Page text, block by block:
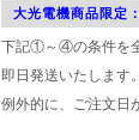
大光電機商品限定
下記①～④の条件を全
即日発送いたします。
例外的に、ご注文日